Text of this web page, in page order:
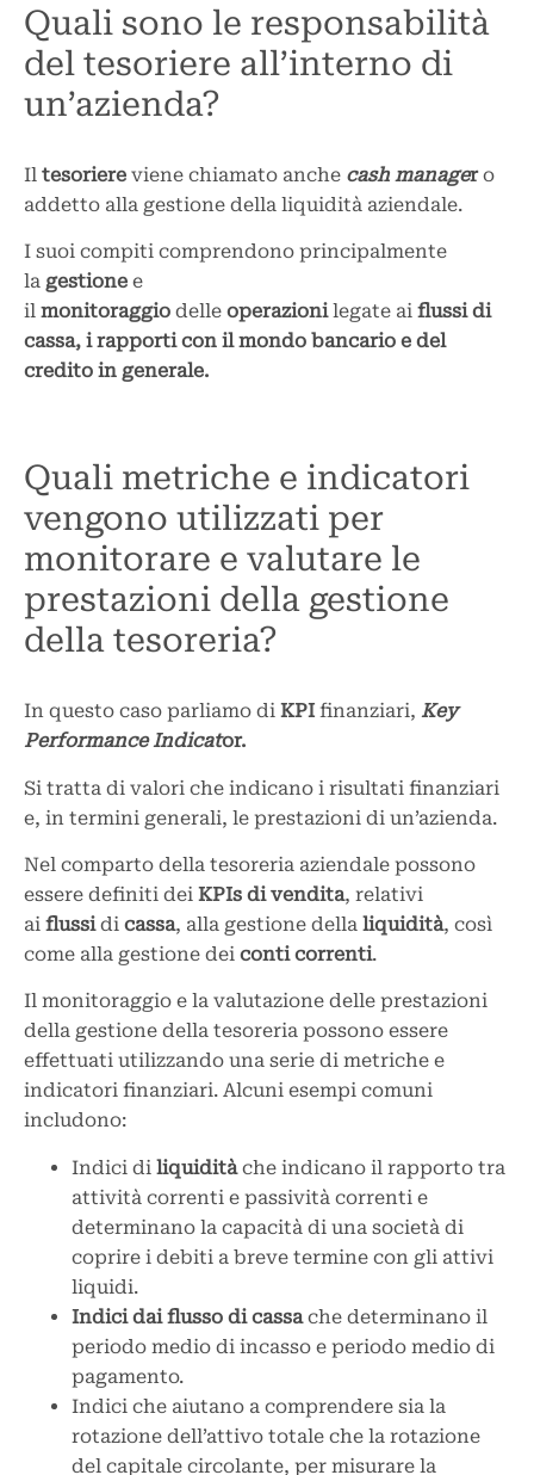
Quali sono le responsabilità
del tesoriere all’interno di
un’azienda?
Il tesoriere viene chiamato anche cash managero
addetto alla gestione della liquidità aziendale.
I suoi compiti comprendono principalmente
la gestione e
il monitoraggio delle operazionilegate ai flussi di
cassa, i rapporti con il mondo bancario e del
credito in generale.
Quali metriche e indicatori
vengono utilizzati per
monitorare e valutare le
prestazioni della gestione
della tesoreria?
In questo caso parliamo di KPI finanziari, Key
Performance Indicator.
Si tratta di valori che indicano i risultati finanziari
e, in termini generali, le prestazioni di un’azienda.
Nel comparto della tesoreria aziendale possono
essere definiti dei KPIs di vendita, relativi
ai flussidi cassa, alla gestione della liquidità, così
come alla gestione dei conti correnti.
Il monitoraggio e la valutazione delle prestazioni
della gestione della tesoreria possono essere
effettuati utilizzando una serie di metriche e
indicatori finanziari. Alcuni esempi comuni
includono:
Indici di liquiditàche indicano il rapporto tra
attività correnti e passività correnti e
determinano la capacità di una società di
coprire i debiti a breve termine con gli attivi
liquidi.
Indici dai flusso di cassache determinano il
periodo medio di incasso e periodo medio di
pagamento.
Indici che aiutano a comprendere sia la
rotazione dell’attivo totale che la rotazione
del capitale circolante, per misurare la